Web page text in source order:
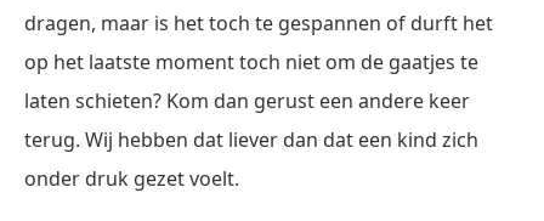
dragen, maar is het toch te gespannen of durft het
op het laatste moment toch niet om de gaatjes te
laten schieten? Kom dan gerust een andere keer
terug. Wij hebben dat liever dan dat een kind zich
onder druk gezet voelt.